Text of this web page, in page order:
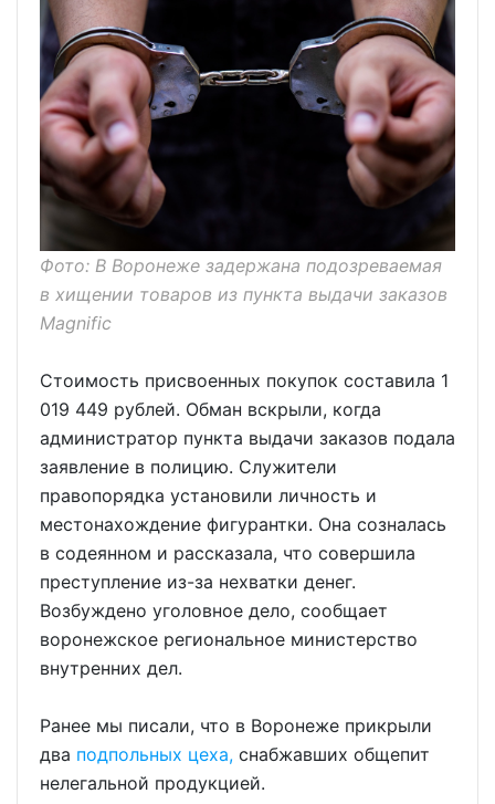
Фото: В Воронеже задержана подозреваемая
в хищении товаров из пункта выдачи заказов
Magnific
Стоимость присвоенных покупок составила 1
019 449 рублей. Обман вскрыли, когда
администратор пункта выдачи заказов подала
заявление в полицию. Служители
правопорядка установили личность и
местонахождение фигурантки. Она созналась
в содеянном и рассказала, что совершила
преступление из-за нехватки денег.
Возбуждено уголовное дело, сообщает
воронежское региональное министерство
внутренних дел.
Ранее мы писали, что в Воронеже прикрыли
два подпольных цеха, снабжавших общепит
нелегальной продукцией.